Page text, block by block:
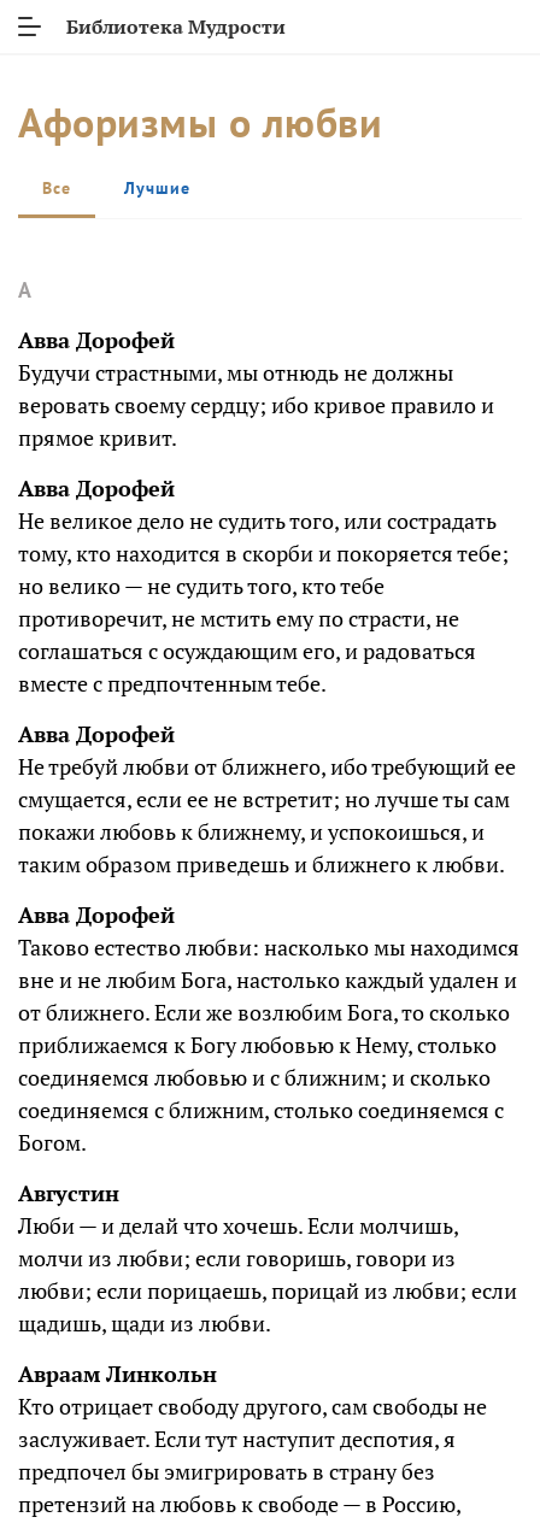
Библиотека Мудрости
Афоризмы о любви
Все Лучшие
А
Авва Дорофей
Будучи страстными, мы отнюдь не должны
веровать своему сердцу; ибо кривое правило и
прямое кривит.
Авва Дорофей
Не великое дело не судить того, или сострадать
тому, кто находится в скорби и покоряется тебе;
но велико — не судить того, кто тебе
противоречит, не мстить ему по страсти, не
соглашаться с осуждающим его, и радоваться
вместе с предпочтенным тебе.
Авва Дорофей
Не требуй любви от ближнего, ибо требующий ее
смущается, если ее не встретит; но лучше ты сам
покажи любовь к ближнему, и успокоишься, и
таким образом приведешь и ближнего к любви.
Авва Дорофей
Таково естество любви: насколько мы находимся
вне и не любим Бога, настолько каждый удален и
от ближнего. Если же возлюбим Бога, то сколько
приближаемся к Богу любовью к Нему, столько
соединяемся любовью и с ближним; и сколько
соединяемся с ближним, столько соединяемся с
Богом.
Августин
Люби — и делай что хочешь. Если молчишь,
молчи из любви; если говоришь, говори из
любви; если порицаешь, порицай из любви; если
щадишь, щади из любви.
Авраам Линкольн
Кто отрицает свободу другого, сам свободы не
заслуживает. Если тут наступит деспотия, я
предпочел бы эмигрировать в страну без
претензий на любовь к свободе — в Россию,